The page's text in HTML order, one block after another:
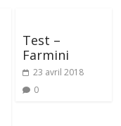
Test –
Farmini
23 avril 2018
0